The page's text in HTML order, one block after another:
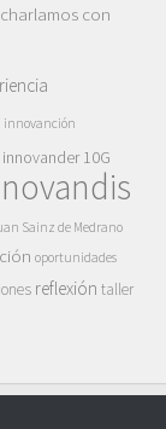
charlamos con
innovanción
innovander 10G
Sainz de Medrano
oportunidades
reflexión taller